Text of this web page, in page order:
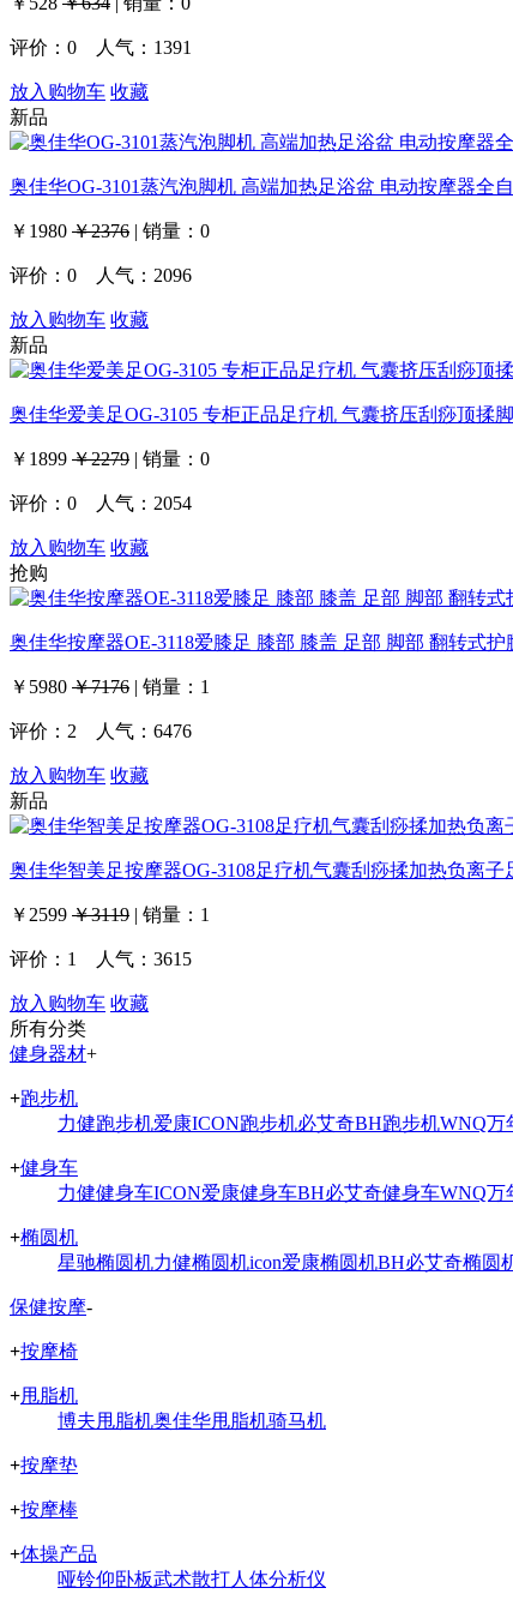
评价： 0 人气：1391
放入购物车 收藏
新品
奥佳华OG-3101蒸汽泡脚机 高端加热足浴盆 电动按摩器全
￥1980 ￥2376 | 销量： 0
评价： 0 人气：2096
放入购物车 收藏
新品
奥佳华爱美足OG-3105 专柜正品足疗机 气囊挤压刮痧顶揉
￥1899 ￥2279 | 销量： 0
评价： 0 人气：2054
放入购物车 收藏
抢购
奥佳华按摩器OE-3118爱膝足 膝部 膝盖 足部 脚部 翻转式护
￥5980 ￥7176 | 销量： 1
评价： 2 人气：6476
放入购物车 收藏
新品
奥佳华智美足按摩器OG-3108足疗机气囊刮痧揉加热负离子
￥2599 ￥3119 | 销量： 1
评价： 1 人气：3615
放入购物车 收藏
所有分类
健身器材+
+跑步机
力健跑步机爱康ICON跑步机必艾奇BH跑步机WNQ万
+健身车
力健健身车ICON爱康健身车BH必艾奇健身车WNQ万
+椭圆机
星驰椭圆机力健椭圆机icon爱康椭圆机BH必艾奇椭圆
保健按摩-
+按摩椅
+甩脂机
博夫甩脂机奥佳华甩脂机骑马机
+按摩垫
+按摩棒
+体操产品
哑铃仰卧板武术散打人体分析仪